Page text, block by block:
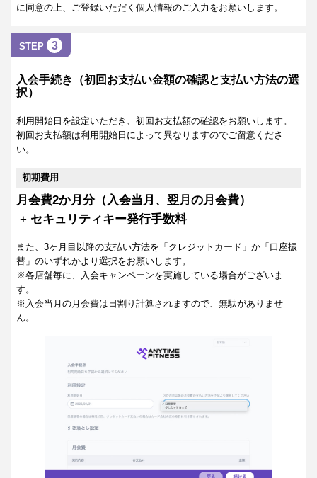
に同意の上、ご登録いただく個人情報のご入力をお願いします。
STEP 3
入会手続き（初回お支払い金額の確認と支払い方法の選
択）
利用開始日を設定いただき、初回お支払額の確認をお願いします。
初回お支払額は利用開始日によって異なりますのでご留意くださ
い。
初期費用
月会費2か月分（入会当月、翌月の月会費）
+ セキュリティキー発行手数料
また、3ヶ月目以降の支払い方法を「クレジットカード」か「口座振
替」のいずれかより選択をお願いします。
※各店舗毎に、入会キャンペーンを実施している場合がございま
す。
※入会当月の月会費は日割り計算されますので、無駄がありませ
ん。